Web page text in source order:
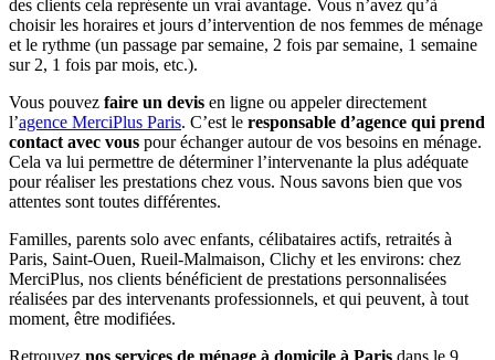
des clients cela représente un vrai avantage. Vous n’avez qu’à
choisir les horaires et jours d’intervention de nos femmes de ménage
et le rythme (un passage par semaine, 2 fois par semaine, 1 semaine
sur 2, 1 fois par mois, etc.).
Vous pouvez faire un devis en ligne ou appeler directement
l’agence MerciPlus Paris. C’est le responsable d’agence qui prend
contact avec vous pour échanger autour de vos besoins en ménage.
Cela va lui permettre de déterminer l’intervenante la plus adéquate
pour réaliser les prestations chez vous. Nous savons bien que vos
attentes sont toutes différentes.
Familles, parents solo avec enfants, célibataires actifs, retraités à
Paris, Saint-Ouen, Rueil-Malmaison, Clichy et les environs: chez
MerciPlus, nos clients bénéficient de prestations personnalisées
réalisées par des intervenants professionnels, et qui peuvent, à tout
moment, être modifiées.
Retrouvez nos services de ménage à domicile à Paris dans le 9